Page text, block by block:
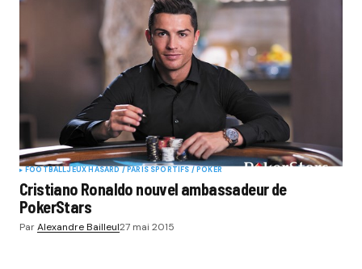
FOOTBALLJEUX HASARD / PARIS SPORTIFS / POKER
Cristiano Ronaldo nouvel ambassadeur de
PokerStars
ParAlexandre Bailleul27 mai 2015